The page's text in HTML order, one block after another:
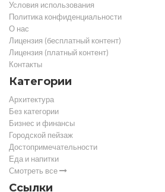
Условия использования
Политика конфиденциальности
О нас
Лицензия (бесплатный контент)
Лицензия (платный контент)
Контакты
Категории
Архитектура
Без категории
Бизнес и финансы
Городской пейзаж
Достопримечательности
Еда и напитки
Смотреть все
Ссылки